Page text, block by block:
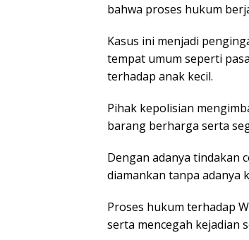
bahwa proses hukum
Kasus ini menjadi
tempat umum seperti
terhadap anak kecil.
Pihak kepolisian
barang berharga serta
Dengan adanya tindakan
diamankan tanpa adanya
Proses hukum terhadap
serta mencegah kejadian